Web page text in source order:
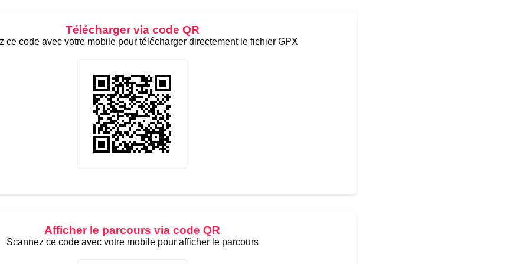
Télécharger via code QR
ce code avec votre mobile pour télécharger directement le fichier GPX
Afficher le parcours via code QR
Scannez ce code avec votre mobile pour afficher le parcours